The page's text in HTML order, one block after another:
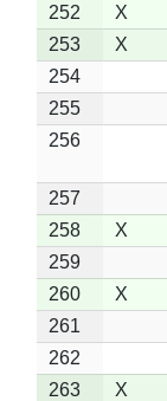
252
X
253
X
254
255
256
257
258
X
259
260
X
261
262
263
X